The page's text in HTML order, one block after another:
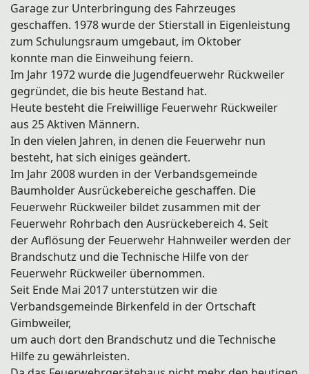
Pfarrgemeinde Herz-Jesu
Ernte-Tanzgruppe
Garage zur Unterbringung des Fahrzeuges
geschaffen. 1978 wurde der Stierstall in Eigenleistung
zum Schulungsraum umgebaut, im Oktober
konnte man die Einweihung feiern.
Im Jahr 1972 wurde die Jugendfeuerwehr Rückweiler
gegründet, die bis heute Bestand hat.
Heute besteht die Freiwillige Feuerwehr Rückweiler
aus 25 Aktiven Männern.
In den vielen Jahren, in denen die Feuerwehr nun
besteht, hat sich einiges geändert.
Im Jahr 2008 wurden in der Verbandsgemeinde
Baumholder Ausrückebereiche geschaffen. Die
Feuerwehr Rückweiler bildet zusammen mit der
Feuerwehr Rohrbach den Ausrückebereich 4. Seit
der Auflösung der Feuerwehr Hahnweiler werden der
Brandschutz und die Technische Hilfe von der
Feuerwehr Rückweiler übernommen.
Seit Ende Mai 2017 unterstützen wir die
Verbandsgemeinde Birkenfeld in der Ortschaft
Gimbweiler,
um auch dort den Brandschutz und die Technische
Hilfe zu gewährleisten.